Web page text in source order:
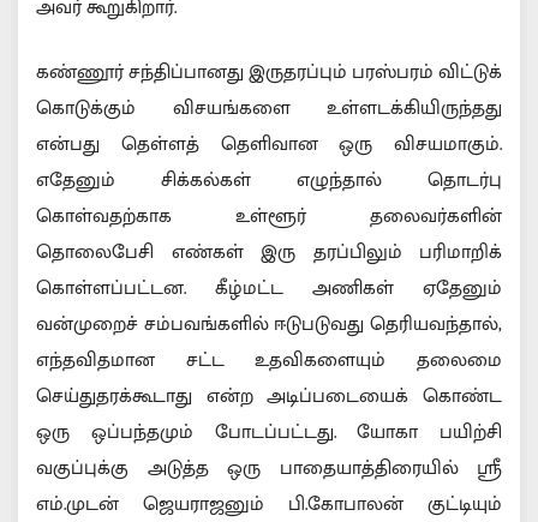
அவர் கூறுகிறார்.
கண்ணூர் சந்திப்பானது இருதரப்பும் பரஸ்பரம் விட்டுக்
கொடுக்கும் விசயங்களை உள்ளடக்கியிருந்தது
என்பது தெள்ளத் தெளிவான ஒரு விசயமாகும்.
எதேனும் சிக்கல்கள் எழுந்தால் தொடர்பு
கொள்வதற்காக உள்ளூர் தலைவர்களின்
தொலைபேசி எண்கள் இரு தரப்பிலும் பரிமாறிக்
கொள்ளப்பட்டன. கீழ்மட்ட அணிகள் ஏதேனும்
வன்முறைச் சம்பவங்களில் ஈடுபடுவது தெரியவந்தால்,
எந்தவிதமான சட்ட உதவிகளையும் தலைமை
செய்துதரக்கூடாது என்ற அடிப்படையைக் கொண்ட
ஒரு ஒப்பந்தமும் போடப்பட்டது. யோகா பயிற்சி
வகுப்புக்கு அடுத்த ஒரு பாதையாத்திரையில் ஸ்ரீ
எம்.முடன் ஜெயராஜனும் பி.கோபாலன் குட்டியும்